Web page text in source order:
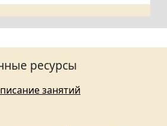
ресурсы
занятий